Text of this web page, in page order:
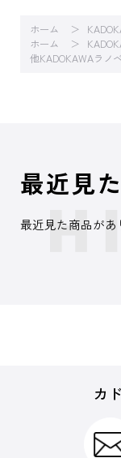
ホーム
ホーム
他KADOKAWAラノ
最近見
最近見た商品があ
カ